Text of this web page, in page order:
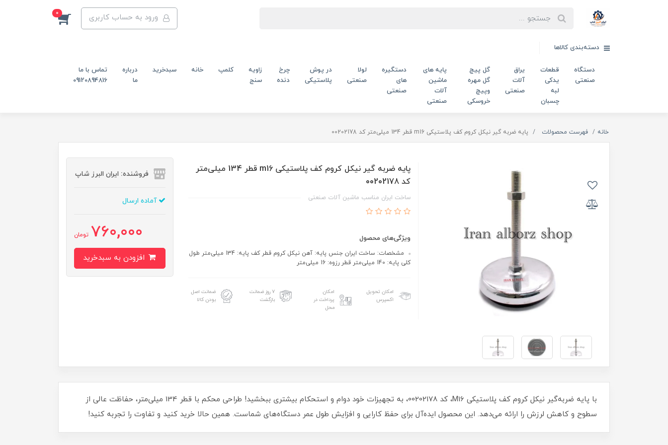
ورود به حساب کاربری 0
دسته‌بندی کالاها
دستگاه
صنعتی
قطعات
یدکی
لبه
چسبان
یراق
آلات
صنعتی
گل پیچ
گل مهره
وپیچ
خروسکی
پایه های
ماشین
آلات
صنعتی
دستگیره
های
صنعتی
لولا
صنعتی
در پوش
پلاستیکی
چرخ
دنده
زاویه
سنج
کلمپ خانه سبدخرید
درباره
ما
تماس با ما
09120894816
خانه فهرست محصولات پایه ضربه گیر نیکل کروم کف پلاستیکی m16 قطر 134 میلی‌متر کد 00202178
پایه ضربه گیر نیکل کروم کف پلاستیکی m16 قطر 134 میلی‌متر
کد 00202178
ساخت ایران مناسب ماشین آلات صنعتی
ویژگی‌های محصول
مشخصات: ساخت ایران جنس پایه: آهن نیکل کروم قطر کف پایه: 134 میلی‌متر طول
کلی پایه: 140 میلی‌متر قطر رزوه: 16 میلی‌متر
امکان تحویل
اکسپرس
امکان
پرداخت در
محل
۷ روز ضمانت
بازگشت
ضمانت اصل
بودن کالا
فروشنده: ایران البرز شاپ
آماده ارسال
760,000 تومان
با پایه ضربه‌گیر نیکل کروم کف پلاستیکی M16، کد 00202178، به تجهیزات خود دوام و استحکام بیشتری ببخشید! طراحی محکم با قطر 134 میلی‌متر، حفاظت عالی از
سطوح و کاهش لرزش را ارائه می‌دهد. این محصول ایده‌آل برای حفظ کارایی و افزایش طول عمر دستگاه‌های شماست. همین حالا خرید کنید و تفاوت را تجربه کنید!